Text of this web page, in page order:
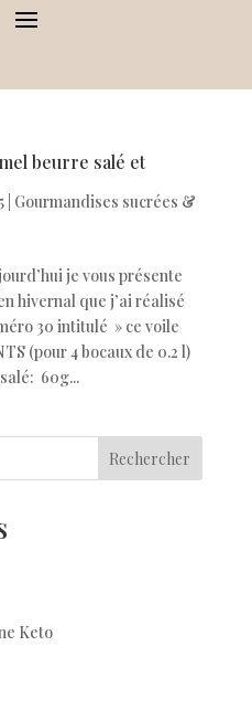
beurre salé et
| Gourmandises sucrées &
je vous présente
hivernal que j’ai réalisé
30 intitulé » ce voile
(pour 4 bocaux de 0.2 l)
60g...
Rechercher
Keto